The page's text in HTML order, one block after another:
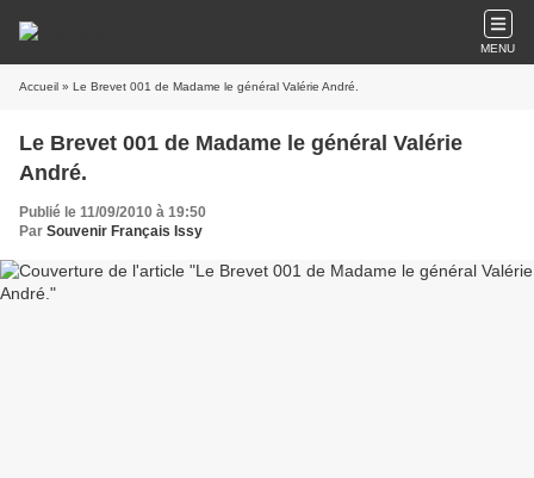
MENU
Accueil » Le Brevet 001 de Madame le général Valérie André.
Le Brevet 001 de Madame le général Valérie
André.
Publié le 11/09/2010 à 19:50
Par Souvenir Français Issy